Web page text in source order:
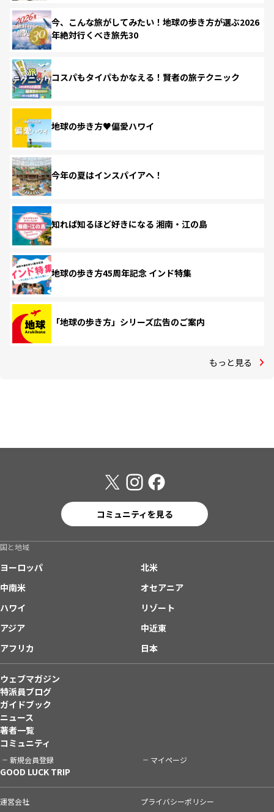
今、こんな旅がしてみたい！地球の歩き方が選ぶ2026
年絶対行くべき旅先30
コスパもタイパもかなえる！賢者の旅テクニック
地球の歩き方♥偏愛ハワイ
今年の夏はインスパイアへ！
知れば知るほど好きになる 湘南・江の島
地球の歩き方45周年記念 インド特集
「地球の歩き方」シリーズ広告のご案内
もっと見る
コミュニティを見る
国と地域
ヨーロッパ
北米
中南米
オセアニア
ハワイ
リゾート
アジア
中近東
アフリカ
日本
ウェブマガジン
特派員ブログ
ガイドブック
ニュース
著者一覧
コミュニティ
新規会員登録 マイページ
GOOD LUCK TRIP
運営会社 プライバシーポリシー